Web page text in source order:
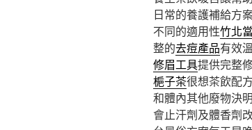
日常的養護補給方
不同的適用性竹北
整的去痘產品有效
修眉工具提供完整
梔子茶很想茶飲配
和體內其他廢物決
會止汗劑及體香劑